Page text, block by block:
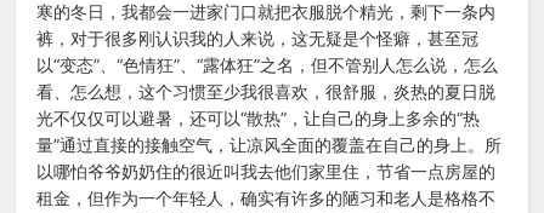
寒的冬日，我都会一进家门口就把衣服脱个精光，剩下一条内
裤，对于很多刚认识我的人来说，这无疑是个怪癖，甚至冠
以“变态”、“色情狂”、“露体狂”之名，但不管别人怎么说，怎么
看、怎么想，这个习惯至少我很喜欢，很舒服，炎热的夏日脱
光不仅仅可以避暑，还可以“散热”，让自己的身上多余的“热
量”通过直接的接触空气，让凉风全面的覆盖在自己的身上。所
以哪怕爷爷奶奶住的很近叫我去他们家里住，节省一点房屋的
租金，但作为一个年轻人，确实有许多的陋习和老人是格格不